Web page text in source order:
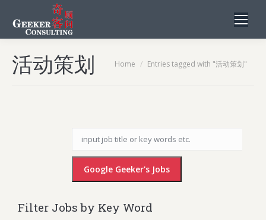
活动策划 You are here:
Home Entries tagged with "活动策划"
Filter Jobs by Key Word